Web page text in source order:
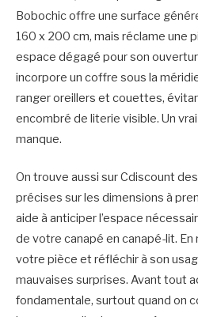
Bobochic offre une surface
160 x 200 cm, mais réclame une
espace dégagé pour son
incorpore un coffre sous la
ranger oreillers et couettes,
encombré de literie visible. Un
manque.
On trouve aussi sur Cdiscount
précises sur les dimensions à
aide à anticiper l’espace
de votre canapé en canapé-lit.
votre pièce et réfléchir à son
mauvaises surprises. Avant tout
fondamentale, surtout quand on